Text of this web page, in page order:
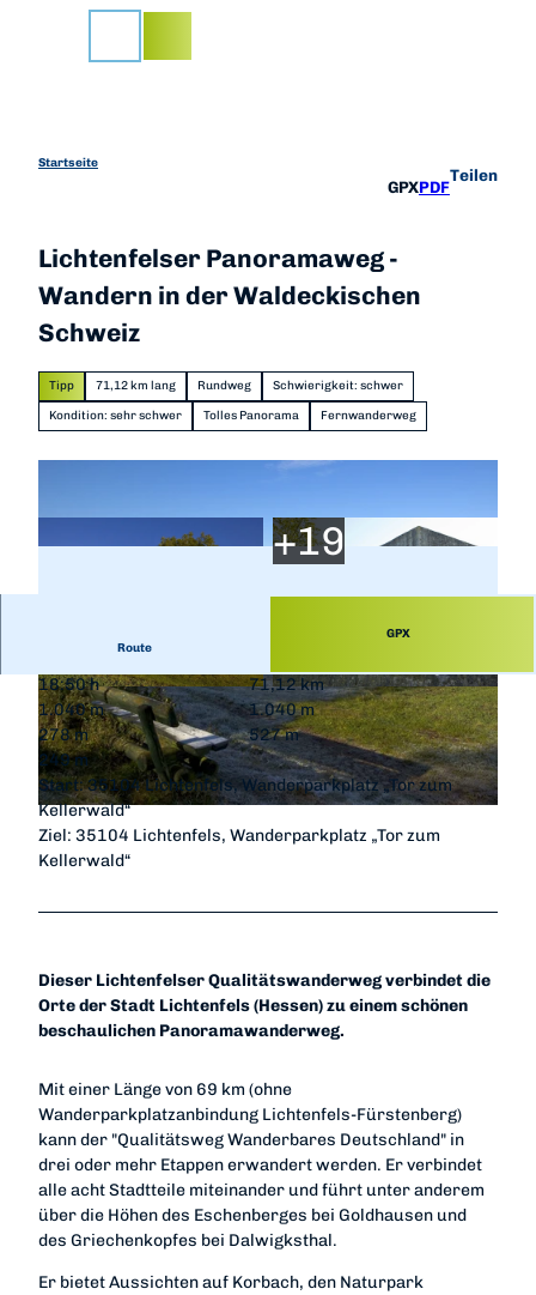
Startseite
GPXPDF
Teilen
Lichtenfelser Panoramaweg -
Wandern in der Waldeckischen
Schweiz
Tipp 71,12 km lang Rundweg Schwierigkeit: schwer
Kondition: sehr schwer Tolles Panorama Fernwanderweg
© Katharina Jaeger, Edersee | Deine Region: wild, bunt, gesund.
© Katharina Jaeger, Edersee | Deine Region: wil
d, bunt, gesund.
© Katharina Jaeger, Edersee | Deine Region: wil
d, bunt, gesund.
Route
GPX
18:50 h
71,12 km
1.040 m
1.040 m
278 m
527 m
249 m
Start: 35104 Lichtenfels, Wanderparkplatz „Tor zum
Kellerwald“
Ziel: 35104 Lichtenfels, Wanderparkplatz „Tor zum
Kellerwald“
Dieser Lichtenfelser Qualitätswanderweg verbindet die
Orte der Stadt Lichtenfels (Hessen) zu einem schönen
beschaulichen Panoramawanderweg.
Mit einer Länge von 69 km (ohne
Wanderparkplatzanbindung Lichtenfels-Fürstenberg)
kann der "Qualitätsweg Wanderbares Deutschland" in
drei oder mehr Etappen erwandert werden. Er verbindet
alle acht Stadtteile miteinander und führt unter anderem
über die Höhen des Eschenberges bei Goldhausen und
des Griechenkopfes bei Dalwigksthal.
Er bietet Aussichten auf Korbach, den Naturpark